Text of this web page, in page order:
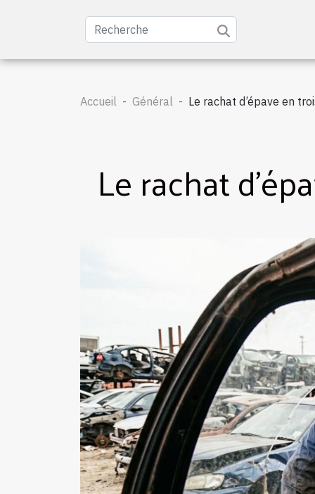
Accueil Général Le rachat d’épave en
Le rachat